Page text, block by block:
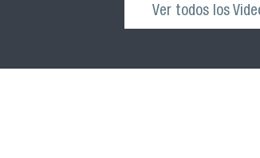
Ver todos los